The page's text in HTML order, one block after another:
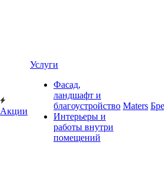
Акции
Услуги
Фасад,
ландшафт и
благоустройство
Интерьеры и
работы внутри
помещений
Maters